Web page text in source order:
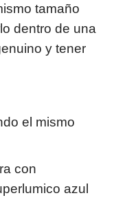
tamaño
dentro de una
y tener
el mismo
con
azul